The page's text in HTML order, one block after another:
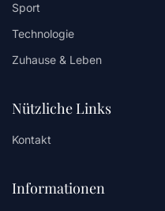
Sport
Technologie
Zuhause & Leben
Nützliche Links
Kontakt
Informationen